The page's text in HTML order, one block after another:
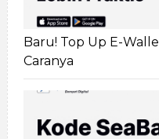
Baru! Top Up E-
Caranya